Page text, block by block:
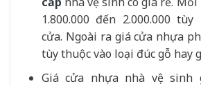
1.800.000 đến 2.000.000
cửa. Ngoài ra giá cửa nhựa
tùy thuộc vào loại đúc gỗ hay
Giá cửa nhựa nhà vệ